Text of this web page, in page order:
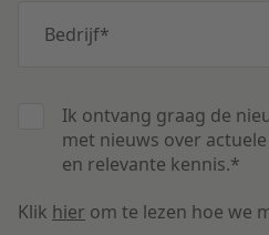
Bedrijf*
Ik ontvang graag de
met nieuws over
en relevante kennis.*
Klik hier om te lezen hoe we